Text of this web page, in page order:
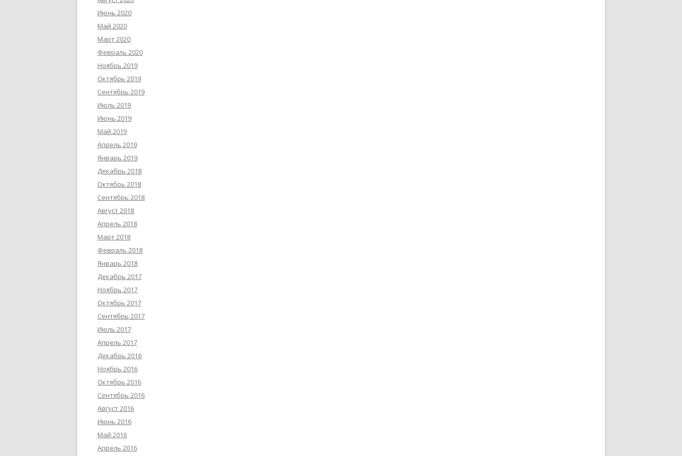
Июнь 2020
Май 2020
Март 2020
Февраль 2020
Ноябрь 2019
Октябрь 2019
Сентябрь 2019
Июль 2019
Июнь 2019
Май 2019
Апрель 2019
Январь 2019
Декабрь 2018
Октябрь 2018
Сентябрь 2018
Август 2018
Апрель 2018
Март 2018
Февраль 2018
Январь 2018
Декабрь 2017
Ноябрь 2017
Октябрь 2017
Сентябрь 2017
Июль 2017
Апрель 2017
Декабрь 2016
Ноябрь 2016
Октябрь 2016
Сентябрь 2016
Август 2016
Июнь 2016
Май 2016
Апрель 2016